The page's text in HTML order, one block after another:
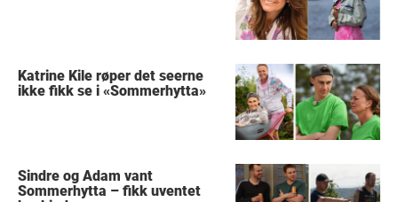
Katrine Kile røper det seerne
ikke fikk se i «Sommerhytta»
Sindre og Adam vant
Sommerhytta – fikk uventet